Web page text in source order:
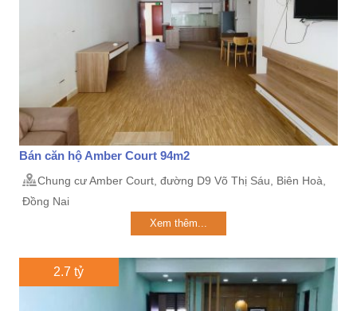
Bán căn hộ Amber Court 94m2
Chung cư Amber Court, đường D9 Võ Thị Sáu, Biên Hoà,
Đồng Nai
Xem thêm...
2.7 tỷ